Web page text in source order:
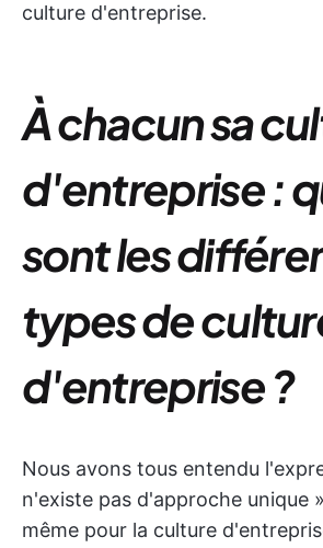
culture d'entreprise.
À chacun sa
d'entreprise :
sont les
types de
d'entreprise ?
Nous avons tous entendu
n'existe pas d'approche unique
même pour la culture